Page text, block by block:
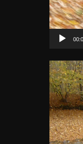
Video-
Player